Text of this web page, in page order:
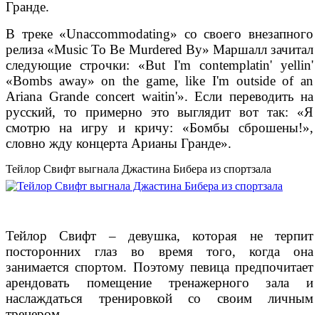
Гранде.
В треке «Unaccommodating» со своего внезапного
релиза «Music To Be Murdered By» Маршалл зачитал
следующие строчки: «But I'm contemplatin' yellin'
«Bombs away» on the game, like I'm outside of an
Ariana Grande concert waitin'». Если переводить на
русский, то примерно это выглядит вот так: «Я
смотрю на игру и кричу: «Бомбы сброшены!»,
словно жду концерта Арианы Гранде».
Тейлор Свифт выгнала Джастина Бибера из спортзала
Тейлор Свифт – девушка, которая не терпит
посторонних глаз во время того, когда она
занимается спортом. Поэтому певица предпочитает
арендовать помещение тренажерного зала и
наслаждаться тренировкой со своим личным